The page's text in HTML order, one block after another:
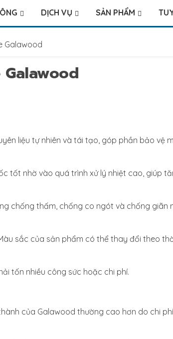
DỊCH VỤ SẢN PHẨM
Galawood
liệu tự nhiên và tái tạo, góp phần bảo vệ
tốt nhờ vào quá trình xử lý nhiệt cao, giúp
chống thấm, chống co ngót và chống giãn
sắc của sản phẩm có thể thay đổi theo
tốn nhiều công sức hoặc chi phí.
của Galawood thường cao hơn do chi